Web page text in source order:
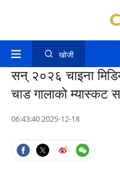
खोजी
सन् २०२६ चाइना
चाड गालाको म्यास्कट
06:43:40 2025-12-18